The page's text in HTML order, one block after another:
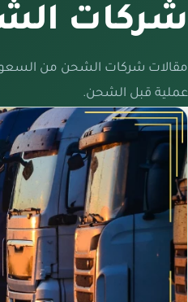
شركات
مقالات شركات الشحن من
عملية قبل الشحن.